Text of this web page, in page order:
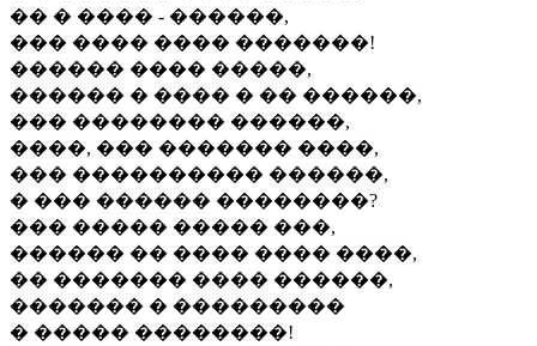
�� � ���� - ������,
��� ���� ���� �������!
������ ���� �����,
������ � ���� � �� ������,
��� �������� ������,
����, ��� ������� ����,
��� ���������� ������,
� ��� ������ ��������?
��� ����� ����� ���,
������ �� ���� ���� ����,
�� ������� ���� ������,
������� � ���������
� ����� ��������!